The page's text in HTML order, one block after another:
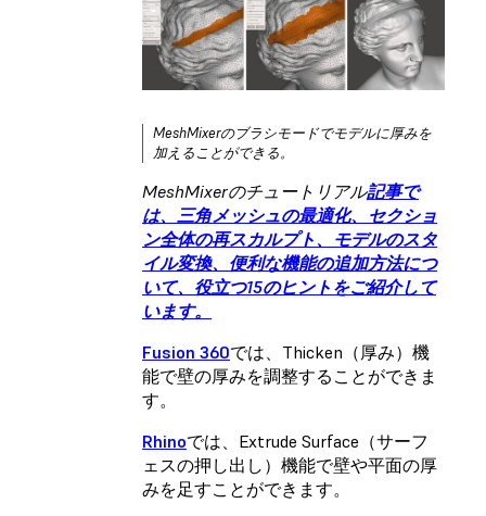
MeshMixerのブラシモードでモデルに厚みを
加えることができる。
MeshMixerのチュートリアル記事で
は、三角メッシュの最適化、セクショ
ン全体の再スカルプト、モデルのスタ
イル変換、便利な機能の追加方法につ
いて、役立つ15のヒントをご紹介して
います。
Fusion 360では、Thicken（厚み）機
能で壁の厚みを調整することができま
す。
Rhinoでは、Extrude Surface（サーフ
ェスの押し出し）機能で壁や平面の厚
みを足すことができます。